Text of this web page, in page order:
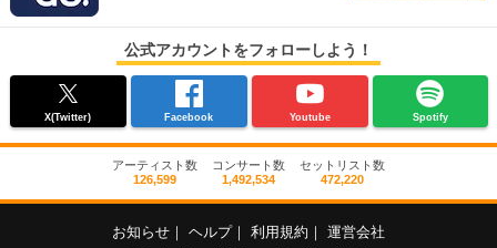
公式アカウントをフォローしよう！
X(Twitter) Facebook Youtube Spotify
アーティスト数
126,599
コンサート数
1,492,534
セットリスト数
472,220
お知らせ ヘルプ 利用規約
運営会社